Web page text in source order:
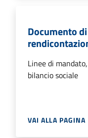
Documento
Linee di
bilancio sociale
VAI ALLA PAGINA